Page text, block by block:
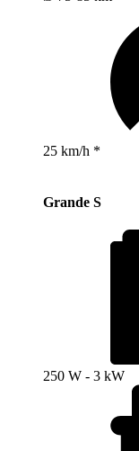
25 km/h *
Grande S
250 W - 3 kW